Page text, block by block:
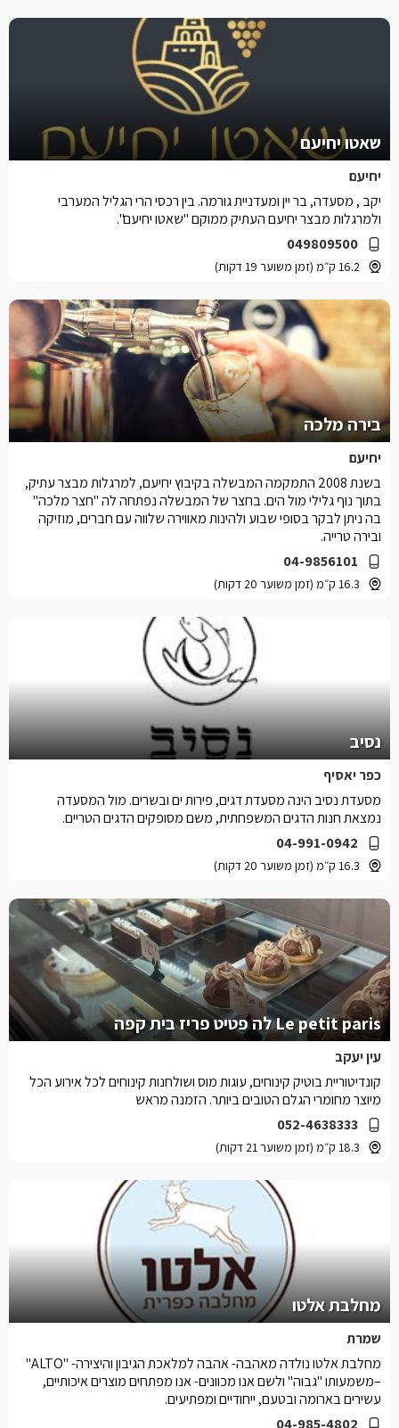
שאטו יחיעם
יחיעם
049809500
16.2 ק״מ (זמן משוער 19 דקות)
יקב , מסעדה, בר יין ומעדניית גורמה. בין רכסי הרי הגליל המערבי
ולמרגלות מבצר יחיעם העתיק ממוקם "שאטו יחיעם".
בירה מלכה
יחיעם
04-9856101
16.3 ק״מ (זמן משוער 20 דקות)
בשנת 2008 התמקמה המבשלה בקיבוץ יחיעם, למרגלות מבצר עתיק,
בתוך נוף גלילי מול הים. בחצר של המבשלה נפתחה לה "חצר מלכה"
בה ניתן לבקר בסופי שבוע ולהינות מאווירה שלווה עם חברים, מוזיקה
ובירה טרייה.
נסיב
כפר יאסיף
04-991-0942
16.3 ק״מ (זמן משוער 20 דקות)
מסעדת נסיב הינה מסעדת דגים, פירות ים ובשרים. מול המסעדה
נמצאת חנות הדגים המשפחתית, משם מסופקים הדגים הטריים.
Le petit paris לה פטיט פריז בית קפה
עין יעקב
052-4638333
18.3 ק״מ (זמן משוער 21 דקות)
קונדיטוריית בוטיק קינוחים, עוגות מוס ושולחנות קינוחים לכל אירוע הכל
מיוצר מחומרי הגלם הטובים ביותר. הזמנה מראש
מחלבת אלטו
שמרת
04-985-4802
מחלבת אלטו נולדה מאהבה- אהבה למלאכת הגיבון והיצירה- "ALTO"
–משמעותו "גבוה" ולשם אנו מכוונים- אנו מפתחים מוצרים איכותיים,
עשירים בארומה ובטעם, ייחודיים ומפתיעים.